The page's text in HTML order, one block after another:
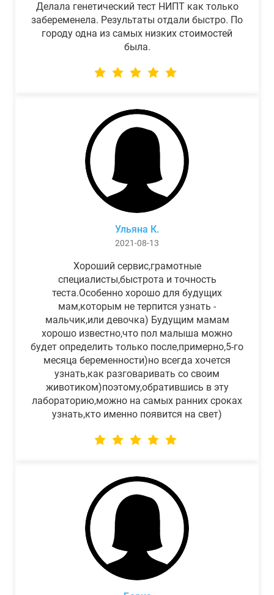
Делала генетический тест НИПТ как только
забеременела. Результаты отдали быстро. По
городу одна из самых низких стоимостей
была.
Ульяна К.
2021-08-13
Хороший сервис,грамотные
специалисты,быстрота и точность
теста.Особенно хорошо для будущих
мам,которым не терпится узнать -
мальчик,или девочка) Будущим мамам
хорошо известно,что пол малыша можно
будет определить только после,примерно,5-го
месяца беременности)но всегда хочется
узнать,как разговаривать со своим
животиком)поэтому,обратившись в эту
лабораторию,можно на самых ранних сроках
узнать,кто именно появится на свет)